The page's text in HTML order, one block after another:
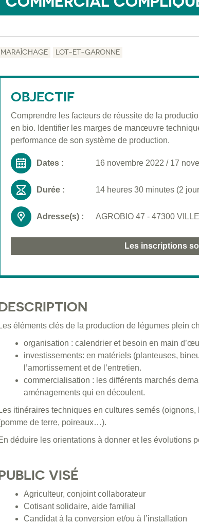
MARAÎCHAGE LOT-ET-GARONNE
OBJECTIF
Comprendre les facteurs de réussite de la
en bio. Identifier les marges de manœuvre
performance de son système de production.
Dates : 16 novembre 2022 / 17
Durée : 14 heures 30 minutes (2
Adresse(s) : AGROBIO 47 - 47300
Les inscriptions
Les éléments clés de la production de légumes plein
organisation : calendrier et besoin en main
investissements: en matériels (planteuses,
l’amortissement et de l’entretien.
commercialisation : les différents marchés
aménagements qui en découlent.
Les itinéraires techniques en cultures semés
de terre, poireaux…).
déduire les orientations à donner et les évolutions
VISÉ
Agriculteur, conjoint collaborateur
Cotisant solidaire, aide familial
Candidat à la conversion et/ou à l’installation